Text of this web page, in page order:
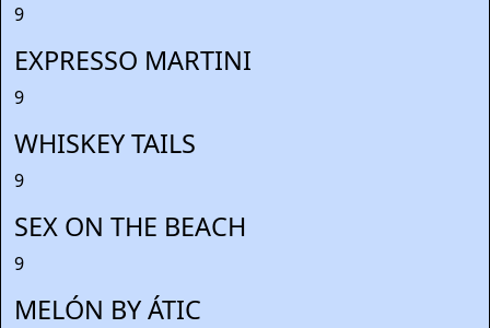
9
EXPRESSO MARTINI
9
WHISKEY TAILS
9
SEX ON THE BEACH
9
MELÓN BY ÁTIC